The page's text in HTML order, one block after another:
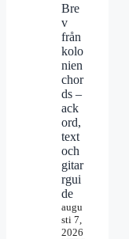
Bre
v
från
kolo
nien
chor
ds –
ack
ord,
text
och
gitar
rgui
de
augu
sti 7,
2026